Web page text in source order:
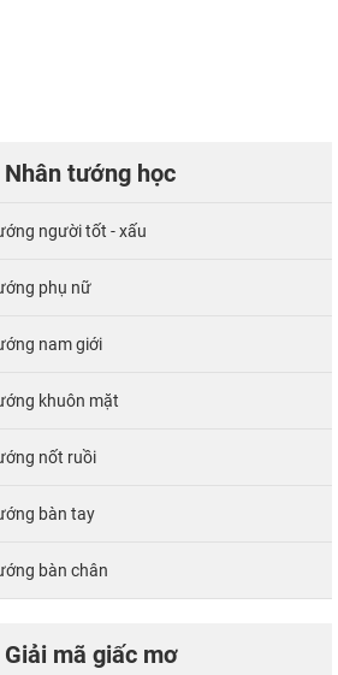
Nhân tướng học
người tốt - xấu
phụ nữ
nam giới
khuôn mặt
nốt ruồi
bàn tay
bàn chân
Giải mã giấc mơ